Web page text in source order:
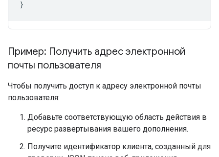
}
Пример: Получить адрес электронной
почты пользователя
Чтобы получить доступ к адресу электронной почты
пользователя:
Добавьте соответствующую область действия в
ресурс развертывания вашего дополнения.
Получите идентификатор клиента, созданный для